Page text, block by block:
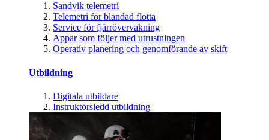
Sandvik telemetri
Telemetri för blandad flotta
Service för fjärrövervakning
Appar som följer med utrustningen
Operativ planering och genomförande av skift
Utbildning
Digitala utbildare
Instruktörsledd utbildning